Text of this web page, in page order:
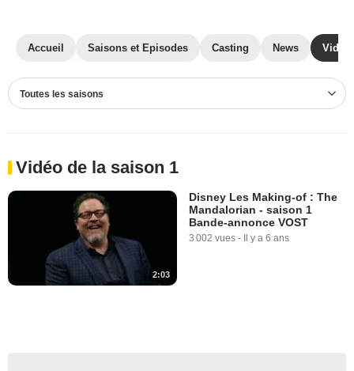
Accueil Saisons et Episodes Casting News
Toutes les saisons
Vidéo de la saison 1
2:03
Disney Les Making-of : The
Mandalorian - saison 1
Bande-annonce VOST
3 002 vues - Il y a 6 ans